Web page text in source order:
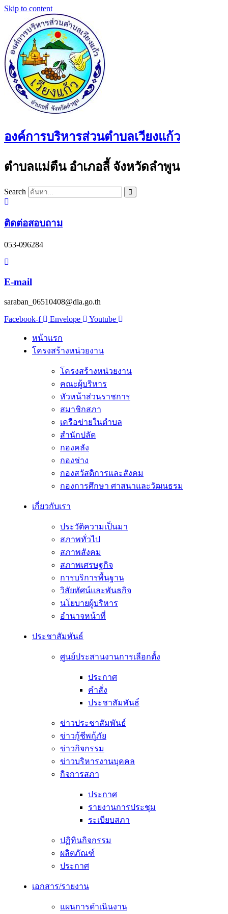
Skip to content
องค์การบริหารส่วนตำบลเวียงแก้ว
ตำบลแม่ตืน อำเภอลี้ จังหวัดลำพูน
Search
ติดต่อสอบถาม
053-096284
E-mail
saraban_06510408@dla.go.th
Facebook-f
Envelope Youtube
หน้าแรก
โครงสร้างหน่วยงาน
โครงสร้างหน่วยงาน
คณะผู้บริหาร
หัวหน้าส่วนราชการ
สมาชิกสภา
เครือข่ายในตำบล
สำนักปลัด
กองคลัง
กองช่าง
กองสวัสดิการและสังคม
กองการศึกษา ศาสนาและวัฒนธรม
เกี่ยวกับเรา
ประวัติความเป็นมา
สภาพทั่วไป
สภาพสังคม
สภาพเศรษฐกิจ
การบริการพื้นฐาน
วิสัยทัศน์และพันธกิจ
นโยบายผู้บริหาร
อํานาจหน้าที่
ประชาสัมพันธ์
ศูนย์ประสานงานการเลือกตั้ง
ประกาศ
คำสั่ง
ประชาสัมพันธ์
ข่าวประชาสัมพันธ์
ข่าวกู้ชีพกู้ภัย
ข่าวกิจกรรม
ข่าวบริหารงานบุคคล
กิจการสภา
ประกาศ
รายงานการประชุม
ระเบียบสภา
ปฏิทินกิจกรรม
ผลิตภัณฑ์
ประกาศ
เอกสาร/รายงาน
แผนการดำเนินงาน